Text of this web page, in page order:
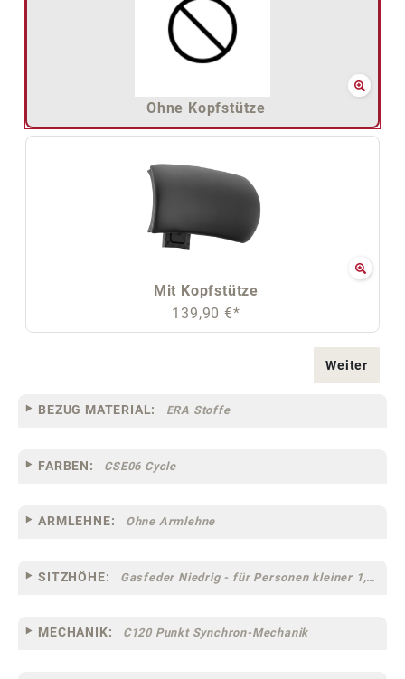
Ohne Kopfstütze
Mit Kopfstütze
139,90 €*
Weiter
BEZUG MATERIAL: ERA Stoffe
FARBEN: CSE06 Cycle
ARMLEHNE: Ohne Armlehne
SITZHÖHE: Gasfeder Niedrig - für Personen kleiner 1,60 m
MECHANIK: C120 Punkt Synchron-Mechanik